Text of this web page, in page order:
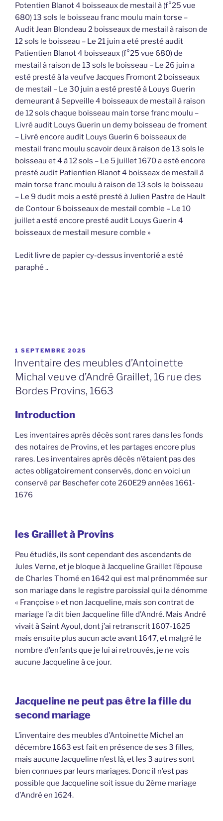
Potentien Blanot 4 boisseaux de mestail à (f°25 vue
680) 13 sols le boisseau franc moulu main torse –
Audit Jean Blondeau 2 boisseaux de mestail à raison de
12 sols le boisseau – Le 21 juin a eté presté audit
Patientien Blanot 4 boisseaux (f°25 vue 680) de
mestail à raison de 13 sols le boisseau – Le 26 juin a
esté presté à la veufve Jacques Fromont 2 boisseaux
de mestail – Le 30 juin a esté presté à Louys Guerin
demeurant à Sepveille 4 boisseaux de mestail à raison
de 12 sols chaque boisseau main torse franc moulu –
Livré audit Louys Guerin un demy boisseau de froment
– Livré encore audit Louys Guerin 6 boisseaux de
mestail franc moulu scavoir deux à raison de 13 sols le
boisseau et 4 à 12 sols – Le 5 juillet 1670 a esté encore
presté audit Patientien Blanot 4 boisseax de mestail à
main torse franc moulu à raison de 13 sols le boisseau
– Le 9 dudit mois a esté presté à Julien Pastre de Hault
de Contour 6 boisseaux de mestail comble – Le 10
juillet a esté encore presté audit Louys Guerin 4
boisseaux de mestail mesure comble »
Ledit livre de papier cy-dessus inventorié a esté
paraphé ..
PUBLIÉ
LE
1 SEPTEMBRE 2025
Inventaire des meubles d’Antoinette
Michal veuve d’André Graillet, 16 rue des
Bordes Provins, 1663
Introduction
Les inventaires après décès sont rares dans les fonds
des notaires de Provins, et les partages encore plus
rares. Les inventaires après décès n’étaient pas des
actes obligatoirement conservés, donc en voici un
conservé par Beschefer cote 260E29 années 1661-
1676
les Graillet à Provins
Peu étudiés, ils sont cependant des ascendants de
Jules Verne, et je bloque à Jacqueline Graillet l’épouse
de Charles Thomé en 1642 qui est mal prénommée sur
son mariage dans le registre paroissial qui la dénomme
« Françoise » et non Jacqueline, mais son contrat de
mariage l’a dit bien Jacqueline fille d’André. Mais André
vivait à Saint Ayoul, dont j’ai retranscrit 1607-1625
mais ensuite plus aucun acte avant 1647, et malgré le
nombre d’enfants que je lui ai retrouvés, je ne vois
aucune Jacqueline à ce jour.
Jacqueline ne peut pas être la fille du
second mariage
L’inventaire des meubles d’Antoinette Michel an
décembre 1663 est fait en présence de ses 3 filles,
mais aucune Jacqueline n’est là, et les 3 autres sont
bien connues par leurs mariages. Donc il n’est pas
possible que Jacqueline soit issue du 2ème mariage
d’André en 1624.